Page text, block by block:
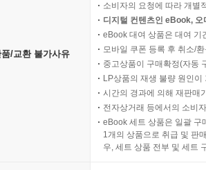
품/교환 불가사유
소비자의 요청에 따라 개별
디지털 컨텐츠인 eBook,
eBook 대여 상품은 대여 기
모바일 쿠폰 등록 후 취소/
중고상품이 구매확정(자동
LP상품의 재생 불량 원인
시간의 경과에 의해 재판매
전자상거래 등에서의 소비
eBook 세트 상품은 일괄 구
1개의 상품으로 취급 및 판
우, 세트 상품 전부 및 세트